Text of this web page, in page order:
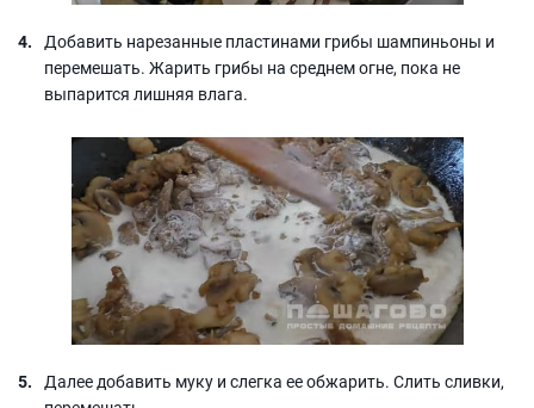
Добавить нарезанные пластинами грибы шампиньоны и
перемешать. Жарить грибы на среднем огне, пока не
выпарится лишняя влага.
Далее добавить муку и слегка ее обжарить. Слить сливки,